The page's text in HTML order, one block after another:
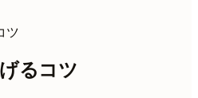
ツ
るコツ